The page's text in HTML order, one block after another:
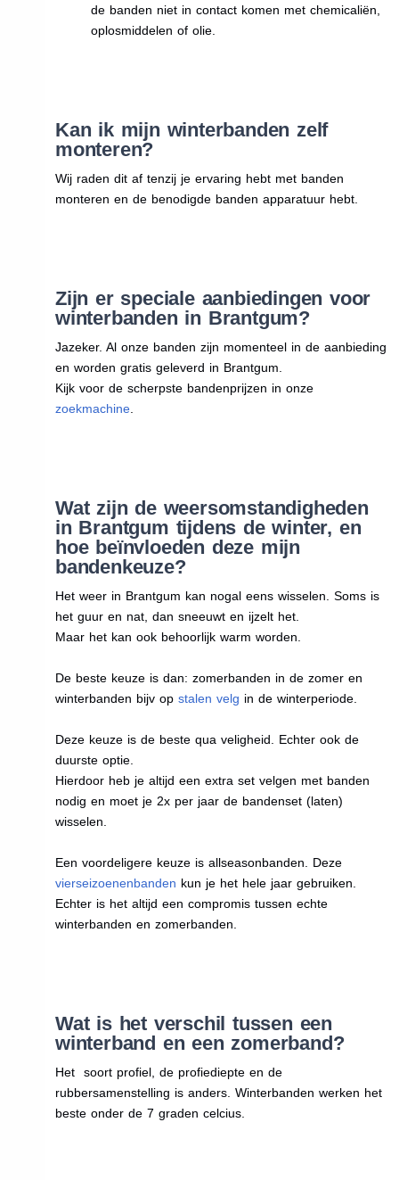
de banden niet in contact komen met chemicaliën,
oplosmiddelen of olie.
Kan ik mijn winterbanden zelf
monteren?
Wij raden dit af tenzij je ervaring hebt met banden
monteren en de benodigde banden apparatuur hebt.
Zijn er speciale aanbiedingen voor
winterbanden in Brantgum?
Jazeker. Al onze banden zijn momenteel in de aanbieding
en worden gratis geleverd in Brantgum.
Kijk voor de scherpste bandenprijzen in onze
zoekmachine.
Wat zijn de weersomstandigheden
in Brantgum tijdens de winter, en
hoe beïnvloeden deze mijn
bandenkeuze?
Het weer in Brantgum kan nogal eens wisselen. Soms is
het guur en nat, dan sneeuwt en ijzelt het.
Maar het kan ook behoorlijk warm worden.
De beste keuze is dan: zomerbanden in de zomer en
winterbanden bijv op stalen velg in de winterperiode.
Deze keuze is de beste qua veligheid. Echter ook de
duurste optie.
Hierdoor heb je altijd een extra set velgen met banden
nodig en moet je 2x per jaar de bandenset (laten)
wisselen.
Een voordeligere keuze is allseasonbanden. Deze
vierseizoenenbanden kun je het hele jaar gebruiken.
Echter is het altijd een compromis tussen echte
winterbanden en zomerbanden.
Wat is het verschil tussen een
winterband en een zomerband?
Het soort profiel, de profiediepte en de
rubbersamenstelling is anders. Winterbanden werken het
beste onder de 7 graden celcius.